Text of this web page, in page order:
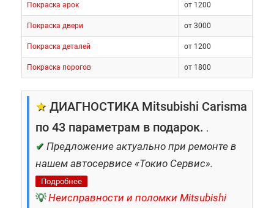
Покраска арок от 1200
Покраска двери от 3000
Покраска деталей от 1200
Покраска порогов от 1800
★ ДИАГНОСТИКА Mitsubishi Carisma
по 43 параметрам в подарок. .
✔ Предложение актуально при ремонте в
нашем автосервисе «Токио Сервис».
Подробнее
💡 Неисправности и поломки Mitsubishi